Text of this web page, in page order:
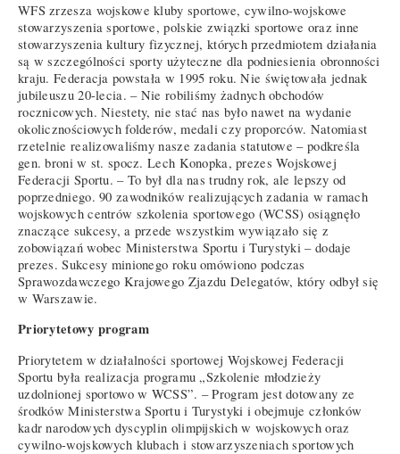
WFS zrzesza wojskowe kluby sportowe, cywilno-wojskowe
stowarzyszenia sportowe, polskie związki sportowe oraz inne
stowarzyszenia kultury fizycznej, których przedmiotem działania
są w szczególności sporty użyteczne dla podniesienia obronności
kraju. Federacja powstała w 1995 roku. Nie świętowała jednak
jubileuszu 20-lecia. – Nie robiliśmy żadnych obchodów
rocznicowych. Niestety, nie stać nas było nawet na wydanie
okolicznościowych folderów, medali czy proporców. Natomiast
rzetelnie realizowaliśmy nasze zadania statutowe – podkreśla
gen. broni w st. spocz. Lech Konopka, prezes Wojskowej
Federacji Sportu. – To był dla nas trudny rok, ale lepszy od
poprzedniego. 90 zawodników realizujących zadania w ramach
wojskowych centrów szkolenia sportowego (WCSS) osiągnęło
znaczące sukcesy, a przede wszystkim wywiązało się z
zobowiązań wobec Ministerstwa Sportu i Turystyki – dodaje
prezes. Sukcesy minionego roku omówiono podczas
Sprawozdawczego Krajowego Zjazdu Delegatów, który odbył się
w Warszawie.
Priorytetowy program
Priorytetem w działalności sportowej Wojskowej Federacji
Sportu była realizacja programu „Szkolenie młodzieży
uzdolnionej sportowo w WCSS”. – Program jest dotowany ze
środków Ministerstwa Sportu i Turystyki i obejmuje członków
kadr narodowych dyscyplin olimpijskich w wojskowych oraz
cywilno-wojskowych klubach i stowarzyszeniach sportowych